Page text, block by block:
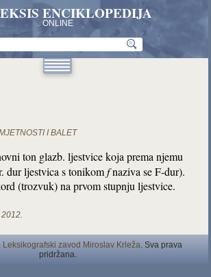
ENCIKLOPEDIJA
ONLINE
I BALET
ton glazb. ljestvice koja prema njemu
dur ljestvica s tonikomfnaziva se F-dur).
(trozvuk) na prvom stupnju ljestvice.
Leksikografski zavod Miroslav Krleža. Sva prava
pridržana.